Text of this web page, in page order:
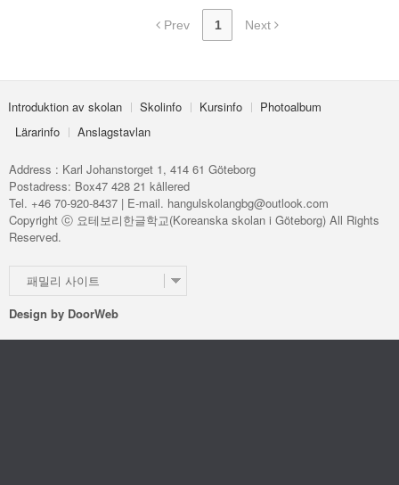
Prev 1 Next
Introduktion av skolan Skolinfo Kursinfo
Photoalbum
Lärarinfo
Anslagstavlan
Address : Karl Johanstorget 1, 414 61 Göteborg
Postadress: Box47 428 21 kållered
Tel. +46 70-920-8437 | E-mail. hangulskolangbg@outlook.com
Copyright ⓒ 요테보리한글학교(Koreanska skolan i Göteborg) All Rights
Reserved.
패밀리 사이트
Design by DoorWeb